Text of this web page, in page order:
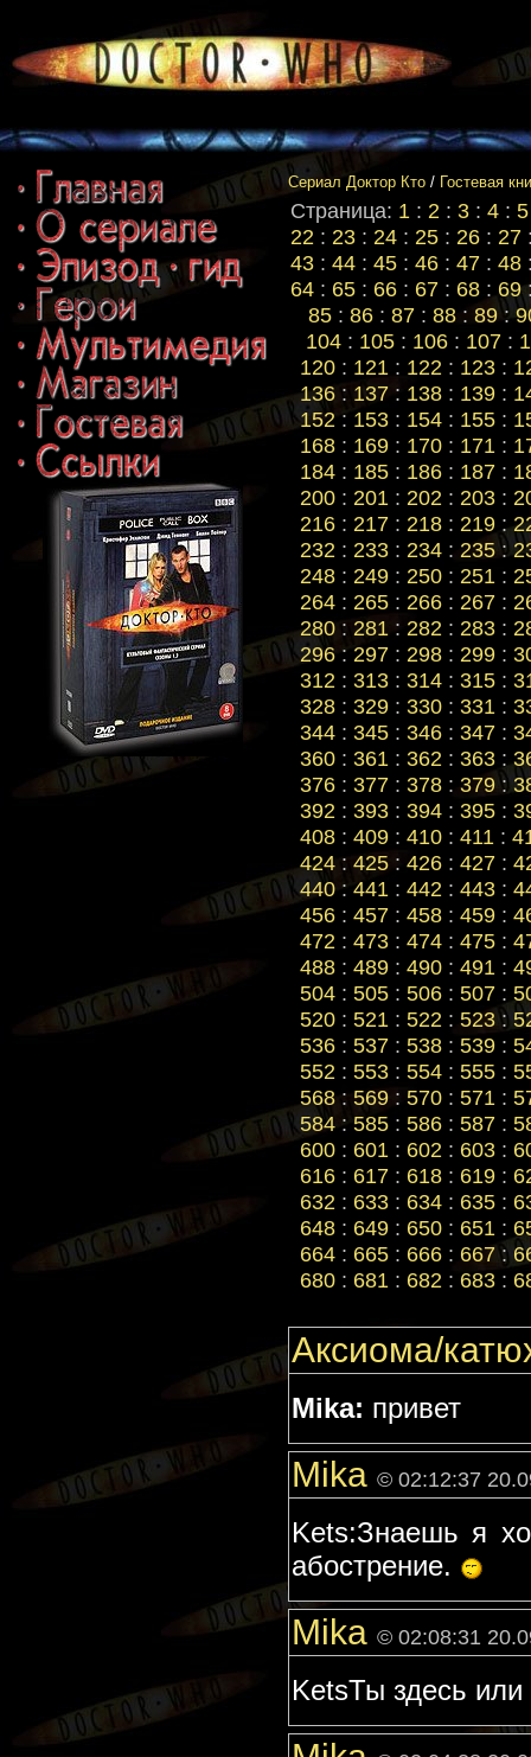
Сериал Доктор Кто / Гостевая
Страница: 1 : 2 : 3 : 4 : 5
22 : 23 : 24 : 25 : 26 : 27
43 : 44 : 45 : 46 : 47 : 48
64 : 65 : 66 : 67 : 68 : 69
85 : 86 : 87 : 88 : 89 :
104 : 105 : 106 : 107 :
120: 121 : 122 : 123:
136: 137: 138: 139:
152 : 153: 154: 155:
168: 169: 170: 171 :
184: 185: 186: 187:
200 : 201 : 202 : 203 :
216: 217: 218: 219:
232 : 233: 234: 235:
248: 249: 250: 251 :
264: 265: 266: 267:
280: 281 : 282 : 283:
296 : 297 : 298 : 299 :
312 : 313: 314: 315:
328: 329: 330: 331 :
344: 345: 346: 347:
360: 361 : 362 : 363:
376: 377: 378: 379:
392 : 393: 394: 395:
408 : 409 : 410 : 411 :
424: 425: 426: 427:
440: 441 : 442 : 443:
456: 457: 458: 459:
472 : 473: 474: 475:
488: 489: 490: 491 :
504 : 505 : 506 : 507 :
520: 521 : 522 : 523:
536: 537: 538: 539:
552 : 553: 554: 555:
568: 569: 570: 571 :
584: 585: 586: 587:
600 : 601 : 602 : 603 :
616: 617: 618: 619:
632 : 633: 634: 635:
648: 649: 650: 651 :
664: 665: 666: 667:
680: 681 : 682 : 683:
Аксиома/
Mika: привет
Mika © 02:12:37
Kets:Знаешь я
абострение.
Mika © 02:08:31
KetsТы здесь или